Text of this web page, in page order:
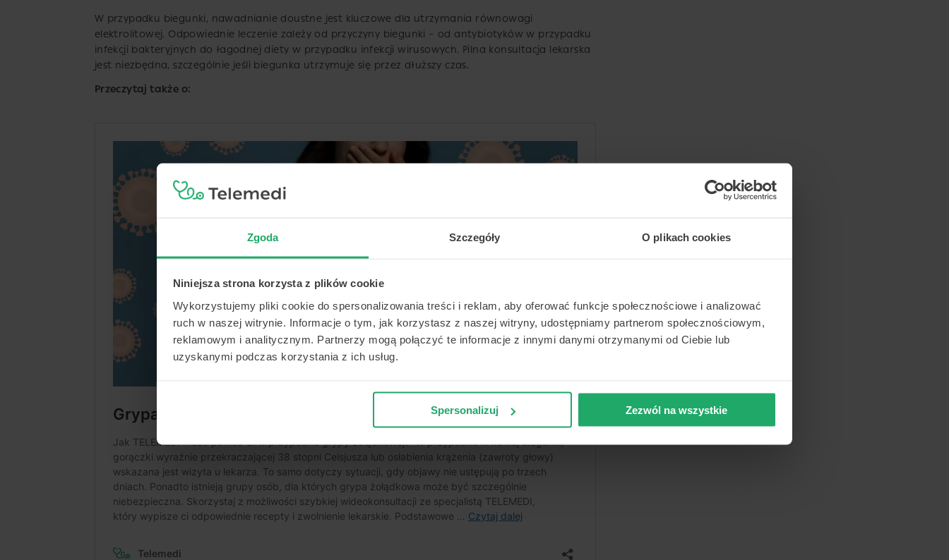
Zgoda Szczegóły O plikach cookies
Niniejsza strona korzysta z plików cookie
Wykorzystujemy pliki cookie do spersonalizowania treści i reklam, aby oferować funkcje społecznościowe i analizować
ruch w naszej witrynie. Informacje o tym, jak korzystasz z naszej witryny, udostępniamy partnerom społecznościowym,
reklamowym i analitycznym. Partnerzy mogą połączyć te informacje z innymi danymi otrzymanymi od Ciebie lub
uzyskanymi podczas korzystania z ich usług.
Spersonalizuj Zezwól na wszystkie
W przypadku biegunki, nawadnianie doustne jest kluczowe dla utrzymania równowagi
elektrolitowej. Odpowiednie leczenie zależy od przyczyny biegunki – od antybiotyków w przypadku
infekcji bakteryjnych do łagodnej diety w przypadku infekcji wirusowych. Pilna konsultacja lekarska
jest niezbędna, szczególnie jeśli biegunka utrzymuje się przez dłuższy czas.
Przeczytaj także o: